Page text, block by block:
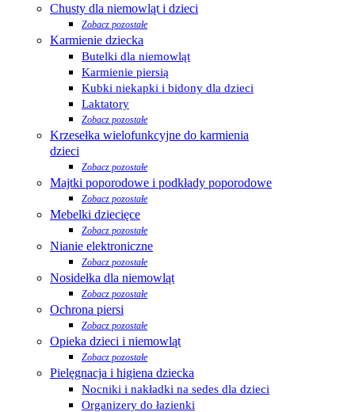
Chusty dla niemowląt i dzieci
Zobacz pozostałe
Karmienie dziecka
Butelki dla niemowląt
Karmienie piersią
Kubki niekapki i bidony dla dzieci
Laktatory
Zobacz pozostałe
Krzesełka wielofunkcyjne do karmienia
dzieci
Zobacz pozostałe
Majtki poporodowe i podkłady poporodowe
Zobacz pozostałe
Mebelki dziecięce
Zobacz pozostałe
Nianie elektroniczne
Zobacz pozostałe
Nosidełka dla niemowląt
Zobacz pozostałe
Ochrona piersi
Zobacz pozostałe
Opieka dzieci i niemowląt
Zobacz pozostałe
Pielęgnacja i higiena dziecka
Nocniki i nakładki na sedes dla dzieci
Organizery do łazienki